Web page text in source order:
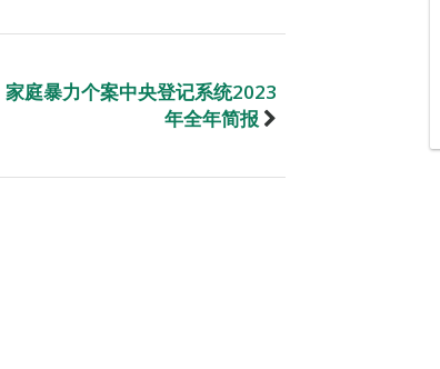
家庭暴力个案中央登记系统2023
年全年简报